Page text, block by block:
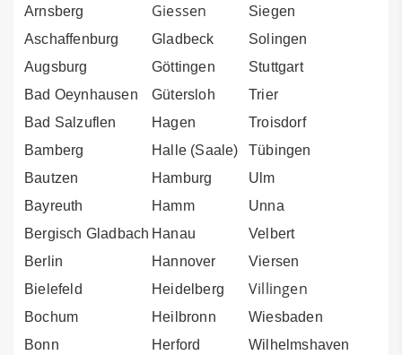
Arnsberg Giessen
Siegen
Aschaffenburg
Gladbeck
Solingen
Augsburg
Göttingen
Stuttgart
Bad Oeynhausen
Gütersloh
Trier
Bad Salzuflen
Hagen
Troisdorf
Bamberg
Halle (Saale)
Tübingen
Bautzen
Hamburg
Ulm
Bayreuth
Hamm
Unna
Bergisch Gladbach Hanau
Velbert
Berlin
Hannover
Viersen
Bielefeld
Heidelberg Villingen
Bochum Heilbronn
Wiesbaden
Bonn
Herford Wilhelmshaven